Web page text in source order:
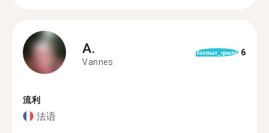
A.
Vannes
format_quote 6
流利
法语